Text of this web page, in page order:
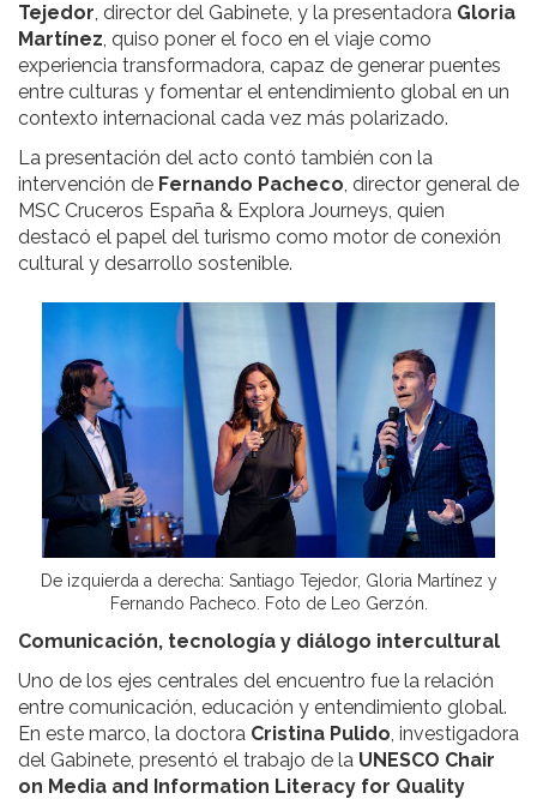
Tejedor, director del Gabinete, y la presentadora Gloria
Martínez, quiso poner el foco en el viaje como
experiencia transformadora, capaz de generar puentes
entre culturas y fomentar el entendimiento global en un
contexto internacional cada vez más polarizado.
La presentación del acto contó también con la
intervención de Fernando Pacheco, director general de
MSC Cruceros España & Explora Journeys, quien
destacó el papel del turismo como motor de conexión
cultural y desarrollo sostenible.
De izquierda a derecha: Santiago Tejedor, Gloria Martínez y
Fernando Pacheco. Foto de Leo Gerzón.
Comunicación, tecnología y diálogo intercultural
Uno de los ejes centrales del encuentro fue la relación
entre comunicación, educación y entendimiento global.
En este marco, la doctora Cristina Pulido, investigadora
del Gabinete, presentó el trabajo de la UNESCO Chair
on Media and Information Literacy for Quality